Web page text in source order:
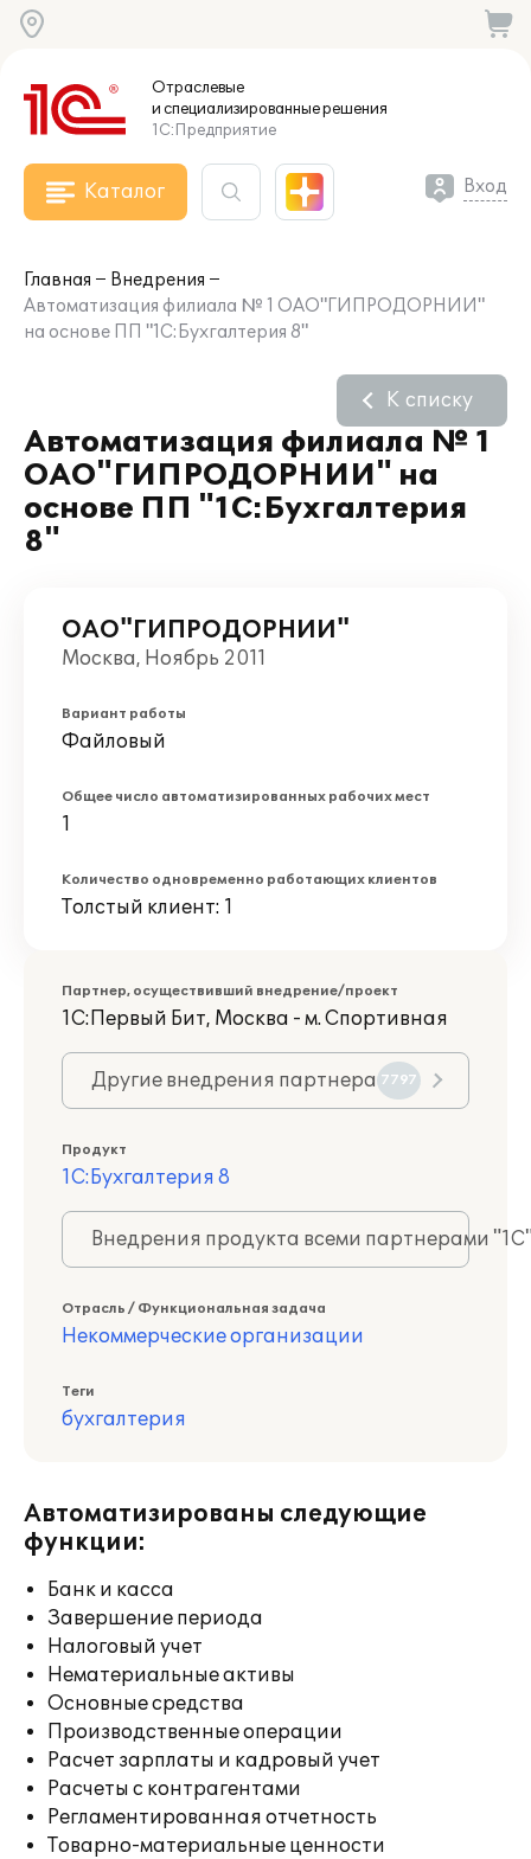
Отраслевые
и специализированныерешения
1С:Предприятие
Каталог Вход
Главная
Внедрения
Автоматизация филиала № 1 ОАО"ГИПРОДОРНИИ"
на основе ПП "1С:Бухгалтерия 8"
Автоматизация филиала № 1
ОАО"ГИПРОДОРНИИ" на
основе ПП "1С:Бухгалтерия
8"
К списку
ОАО"ГИПРОДОРНИИ"
Москва, Ноябрь 2011
Вариант работы
Файловый
Общее число автоматизированных рабочих мест
1
Количество одновременно работающих клиентов
Толстый клиент: 1
Партнер, осуществивший внедрение/проект
1С:Первый Бит, Москва - м. Спортивная
Другие внедрения партнера 7797
Продукт
1С:Бухгалтерия 8
Внедрения продукта всеми партнерами
Отрасль / Функциональная задача
Некоммерческие организации
Теги
бухгалтерия
Автоматизированы следующие
функции:
Банк и касса
Завершение периода
Налоговый учет
Нематериальные активы
Основные средства
Производственные операции
Расчет зарплаты и кадровый учет
Расчеты с контрагентами
Регламентированная отчетность
Товарно-материальные ценности